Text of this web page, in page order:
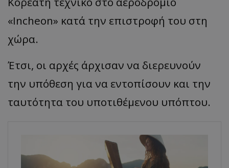
«Incheon» κατά την επιστροφή του στη
χώρα.
Έτσι, οι αρχές άρχισαν να διερευνούν
την υπόθεση για να εντοπίσουν και την
ταυτότητα του υποτιθέμενου υπόπτου.